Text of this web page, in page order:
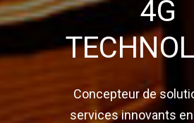
4G
Concepteur de
services innovants